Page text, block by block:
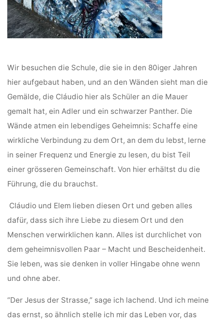
Wir besuchen die Schule, die sie in den 80iger Jahren
hier aufgebaut haben, und an den Wänden sieht man die
Gemälde, die Cláudio hier als Schüler an die Mauer
gemalt hat, ein Adler und ein schwarzer Panther. Die
Wände atmen ein lebendiges Geheimnis: Schaffe eine
wirkliche Verbindung zu dem Ort, an dem du lebst, lerne
in seiner Frequenz und Energie zu lesen, du bist Teil
einer grösseren Gemeinschaft. Von hier erhältst du die
Führung, die du brauchst.
Cláudio und Elem lieben diesen Ort und geben alles
dafür, dass sich ihre Liebe zu diesem Ort und den
Menschen verwirklichen kann. Alles ist durchlichet von
dem geheimnisvollen Paar – Macht und Bescheidenheit.
Sie leben, was sie denken in voller Hingabe ohne wenn
und ohne aber.
“Der Jesus der Strasse,” sage ich lachend. Und ich meine
das ernst, so ähnlich stelle ich mir das Leben vor, das